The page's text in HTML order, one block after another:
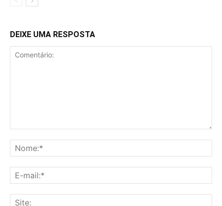
DEIXE UMA RESPOSTA